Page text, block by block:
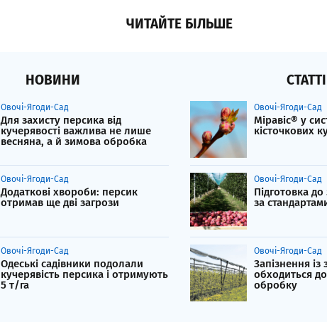
ЧИТАЙТЕ БІЛЬШЕ
НОВИНИ
Овочі-Ягоди-Сад
Для захисту персика від
кучерявості важлива не лише
весняна, а й зимова обробка
Овочі-Ягоди-Сад
Додаткові хвороби: персик
отримав ще дві загрози
Овочі-Ягоди-Сад
Одеські садівники подолали
кучерявість персика і отримують
5 т/га
СТАТТІ
Овочі-Ягоди-Сад
Міравіс® у
кісточкових
Овочі-Ягоди-Сад
Підготовка
за
Овочі-Ягоди-Сад
Запізнення із
обходиться
обробку